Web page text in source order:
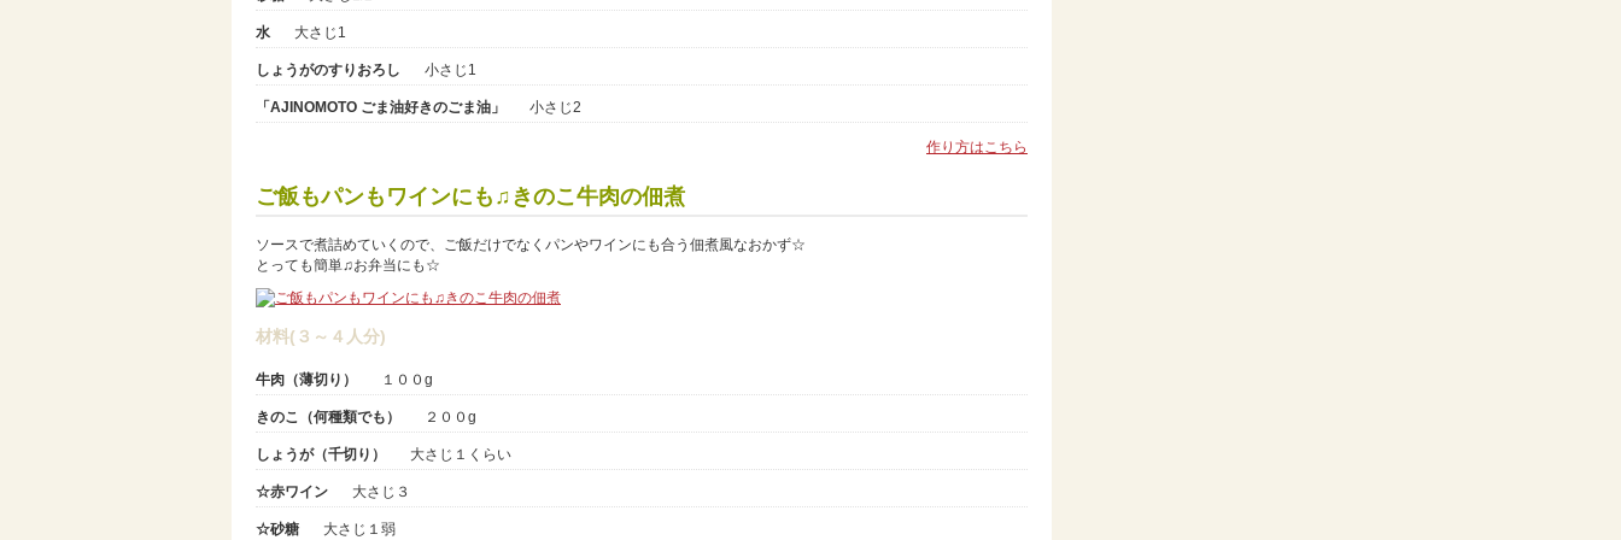
水 大さじ1
しょうがのすりおろし 小さじ1
「AJINOMOTO ごま油好きのごま油」 小さじ2
作り方はこちら
ご飯もパンもワインにも♫きのこ牛肉の佃煮
ソースで煮詰めていくので、ご飯だけでなくパンやワインにも合う佃煮風なおかず☆
とっても簡単♫お弁当にも☆
材料(３～４人分)
牛肉（薄切り） １００g
きのこ（何種類でも） ２００g
しょうが（千切り） 大さじ１くらい
☆赤ワイン 大さじ３
☆砂糖 大さじ１弱